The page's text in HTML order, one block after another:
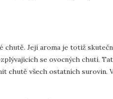
chutě. Její aroma je totiž
se ovocných chutí.
chutě všech ostatních surovin.